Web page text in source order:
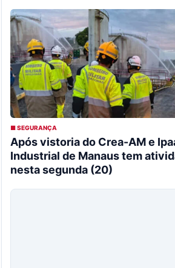
■ SEGURANÇA
Após vistoria do Crea-AM e
Industrial de Manaus tem
nesta segunda (20)